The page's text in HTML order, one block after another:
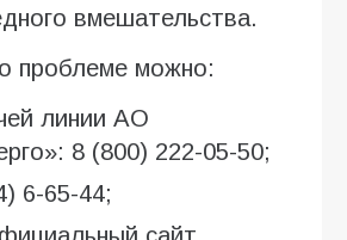
вмешательства.
проблеме можно:
линии АО
8 (800) 222-05-50;
6-65-44;